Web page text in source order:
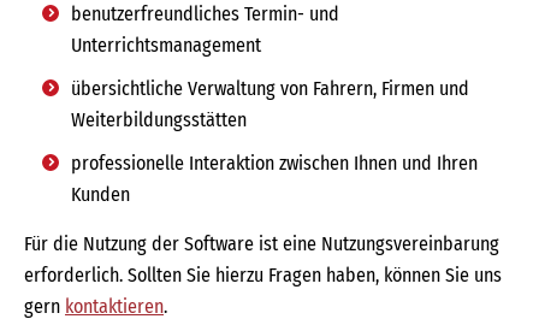
benutzerfreundliches Termin- und
Unterrichtsmanagement
übersichtliche Verwaltung von Fahrern, Firmen und
Weiterbildungsstätten
professionelle Interaktion zwischen Ihnen und Ihren
Kunden
Für die Nutzung der Software ist eine Nutzungsvereinbarung
erforderlich. Sollten Sie hierzu Fragen haben, können Sie uns
gern kontaktieren.